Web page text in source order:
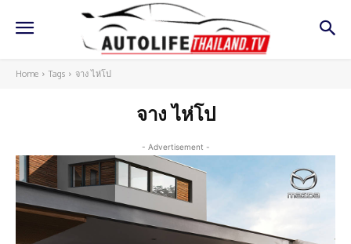
Home Tags จาง ไห่โป
จาง ไห่โป
- Advertisement -